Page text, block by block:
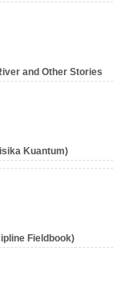
and Other Stories
Kuantum)
Fieldbook)